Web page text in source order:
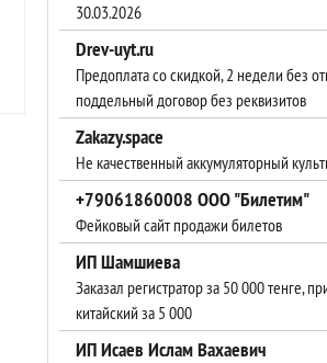
30.03.2026
Drev-uyt.ru
Предоплата со скидкой, 2 недели без
поддельный договор без реквизитов
Zakazy.space
Не качественный аккумуляторный
+79061860008 ООО "Билетим"
Фейковый сайт продажи билетов
ИП Шамшиева
Заказал регистратор за 50 000 тенге,
китайский за 5 000
ИП Исаев Ислам Вахаевич